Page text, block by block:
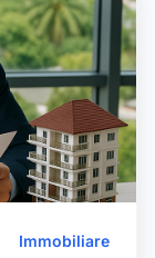
Immobiliare